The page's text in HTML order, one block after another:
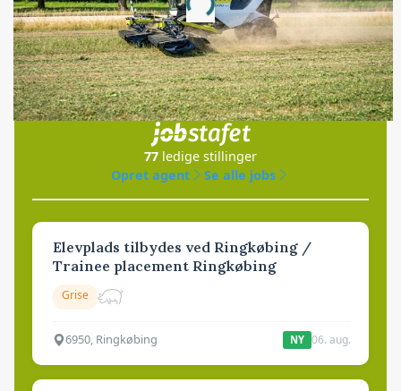
Loading...
Jobs
i samarbejde med
77 ledige stillinger
Opret agent
Se alle jobs
Elevplads tilbydes ved Ringkøbing /
Trainee placement Ringkøbing
Grise
6950, Ringkøbing NY 06. aug.